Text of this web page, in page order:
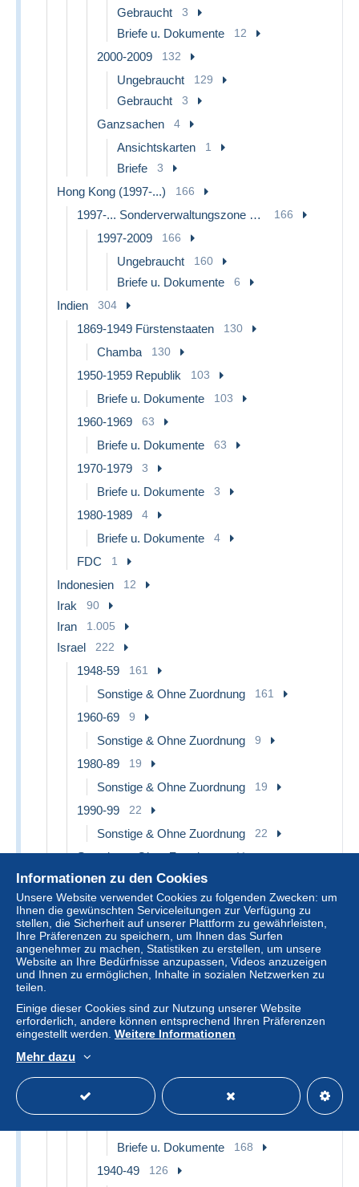
Gebraucht 3
Briefe u. Dokumente 12
2000-2009 132
Ungebraucht 129
Gebraucht 3
Ganzsachen 4
Ansichtskarten 1
Briefe 3
Hong Kong (1997-...) 166
1997-... Sonderverwaltungszone der China 166
1997-2009 166
Ungebraucht 160
Briefe u. Dokumente 6
Indien 304
1869-1949 Fürstenstaaten 130
Chamba 130
1950-1959 Republik 103
Briefe u. Dokumente 103
1960-1969 63
Briefe u. Dokumente 63
1970-1979 3
Briefe u. Dokumente 3
1980-1989 4
Briefe u. Dokumente 4
FDC 1
Indonesien 12
Irak 90
Iran 1.005
Israel 222
1948-59 161
Sonstige & Ohne Zuordnung 161
1960-69 9
Sonstige & Ohne Zuordnung 9
1980-89 19
Sonstige & Ohne Zuordnung 19
1990-99 22
Sonstige & Ohne Zuordnung 22
Sonstige & Ohne Zuordnung 11
Japan 890
1868-1912 Kaiser Mutsuhito (Meiji Era) 155
Ungebraucht 22
Gebraucht 85
Briefe u. Dokumente 48
Gebraucht 4
Briefe u. Dokumente 4
1926-39 244
Ungebraucht
Briefe u. Dokumente 168
1940-49 126
Informationen zu den Cookies
Unsere Website verwendet Cookies zu folgenden Zwecken: um
Ihnen die gewünschten Serviceleitungen zur Verfügung zu
stellen, die Sicherheit auf unserer Plattform zu gewährleisten,
Ihre Präferenzen zu speichern, um Ihnen das Surfen
angenehmer zu machen, Statistiken zu erstellen, um unsere
Website an Ihre Bedürfnisse anzupassen, Videos anzuzeigen
und Ihnen zu ermöglichen, Inhalte in sozialen Netzwerken zu
teilen.
Einige dieser Cookies sind zur Nutzung unserer Website
erforderlich, andere können entsprechend Ihren Präferenzen
eingestellt werden. Weitere Informationen
Mehr dazu